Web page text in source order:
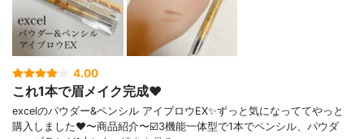
4.00
これ1本で眉メイク完成❤️
excelのパウダー&ペンシル アイブロウEX✨ずっと気になっててやっと
購入しました❤️〜商品紹介〜☑️3機能一体型で1本でペンシル、パウダ